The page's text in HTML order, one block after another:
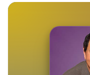
起こし、全 世界
年にはビジネスと
47歳でビジネスを
書き上げた 『金